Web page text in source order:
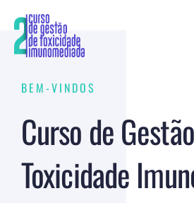
content
BEM-VINDOS
Curso de
Toxicidade